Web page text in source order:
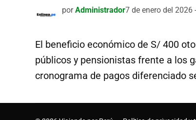
por Administrador7 de enero del 2026
El beneficio económico de S/ 400
públicos y pensionistas frente a los
cronograma de pagos diferenciado